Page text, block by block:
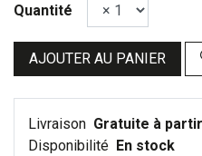
Quantité
AJOUTER AU PANIER
Livraison Gratuite à
Disponibilité En stock